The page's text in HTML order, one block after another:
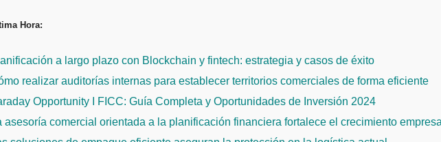
al
Hora:
a largo plazo con Blockchain y fintech: estrategia y casos de éxito
realizar auditorías internas para establecer territorios comerciales de forma eficiente
Opportunity I FICC: Guía Completa y Oportunidades de Inversión 2024
asesoría comercial orientada a la planificación financiera fortalece el crecimiento